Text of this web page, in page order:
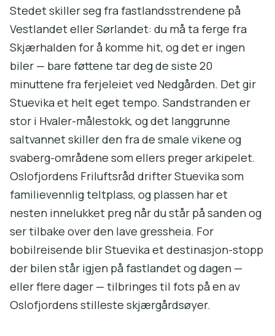
Stedet skiller seg fra fastlandsstrendene på
Vestlandet eller Sørlandet: du må ta ferge fra
Skjærhalden for å komme hit, og det er ingen
biler — bare føttene tar deg de siste 20
minuttene fra ferjeleiet ved Nedgården. Det gir
Stuevika et helt eget tempo. Sandstranden er
stor i Hvaler-målestokk, og det langgrunne
saltvannet skiller den fra de smale vikene og
svaberg-områdene som ellers preger arkipelet.
Oslofjordens Friluftsråd drifter Stuevika som
familievennlig teltplass, og plassen har et
nesten innelukket preg når du står på sanden og
ser tilbake over den lave gressheia. For
bobilreisende blir Stuevika et destinasjon-stopp
der bilen står igjen på fastlandet og dagen —
eller flere dager — tilbringes til fots på en av
Oslofjordens stilleste skjærgårdsøyer.